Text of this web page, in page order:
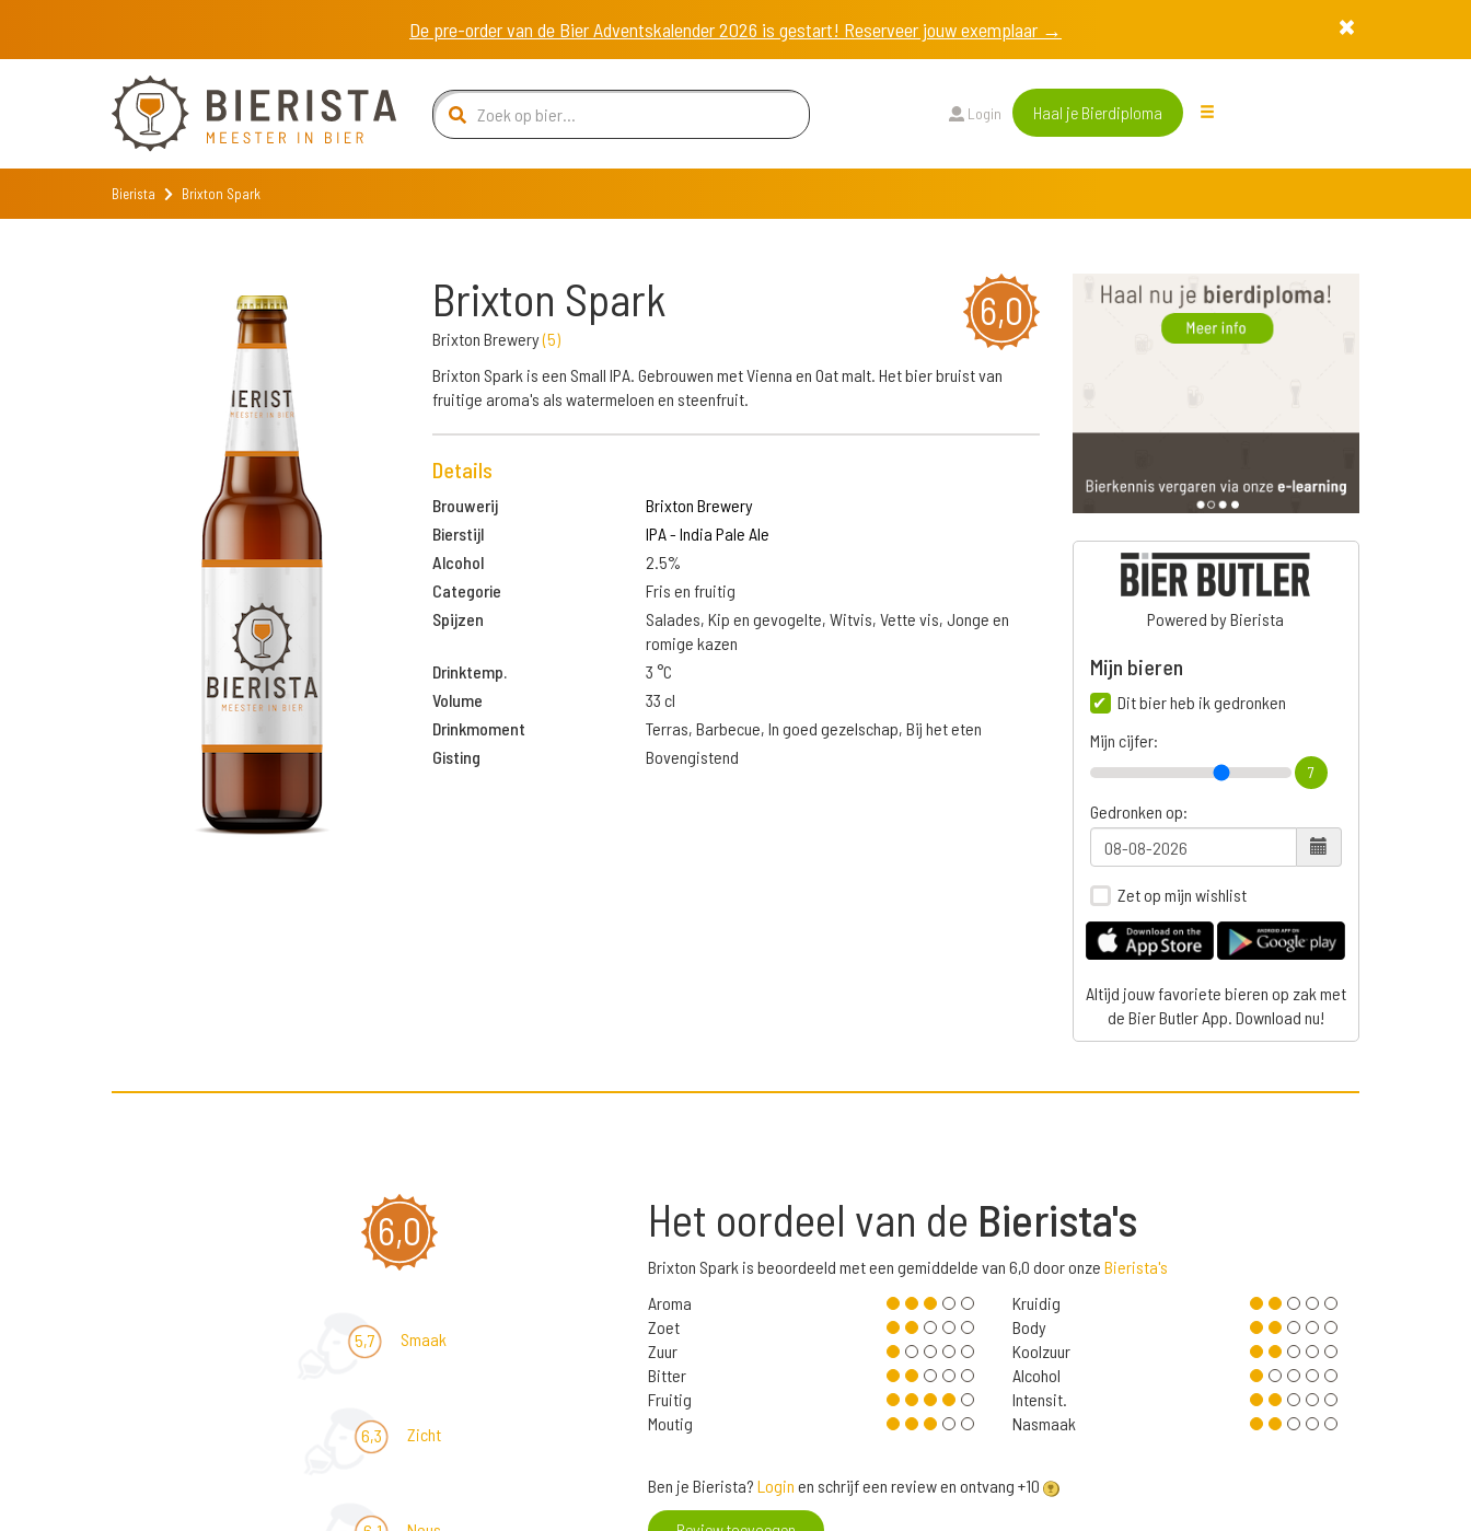
De pre-order van de Bier Adventskalender 2026 is gestart! Reserveer jouw exemplaar →
Login Haal je Bierdiploma
Bierista Brixton Spark
6,0
Brixton Spark
Brixton Brewery(5)
Brixton Spark is een Small IPA. Gebrouwen met Vienna en Oat malt. Het bier bruist van
fruitige aroma's als watermeloen en steenfruit.
Details
Brouwerij
Brixton Brewery
Bierstijl
IPA - India Pale Ale
Alcohol
2.5%
Categorie
Fris en fruitig
Spijzen
Salades, Kip en gevogelte, Witvis, Vette vis, Jonge en
romige kazen
Drinktemp.
3 °C
Volume
33 cl
Drinkmoment
Terras, Barbecue, In goed gezelschap, Bij het eten
Gisting
Bovengistend
Powered by Bierista
Mijn bieren
Dit bier heb ik gedronken
Mijn cijfer:
7
Gedronken op:
Zet op mijn wishlist
Altijd jouw favoriete bieren op zak met
de Bier Butler App. Download nu!
6,0
5,7 Smaak
6,3 Zicht
Het oordeel van de Bierista's
Brixton Spark is beoordeeld met een gemiddelde van 6,0 door onze Bierista's
Aroma
Zoet
Zuur
Bitter
Fruitig
Moutig
Kruidig
Body
Koolzuur
Alcohol
Intensit.
Nasmaak
Ben je Bierista? Login en schrijf een review en ontvang +10